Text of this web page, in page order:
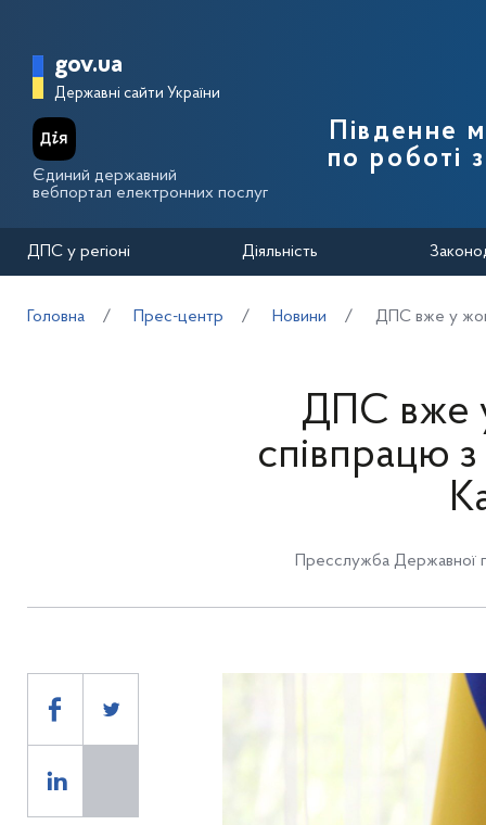
Головна сторінка Державної
gov.ua
Державні сайти України
Єдиний державний
вебпортал електронних послуг
Південне
по роботі
ДПС у регіоні Діяльність
Головна Прес-центр Новини ДПС вже у
ДПС вже
співпрацю
Пресслужба Державної